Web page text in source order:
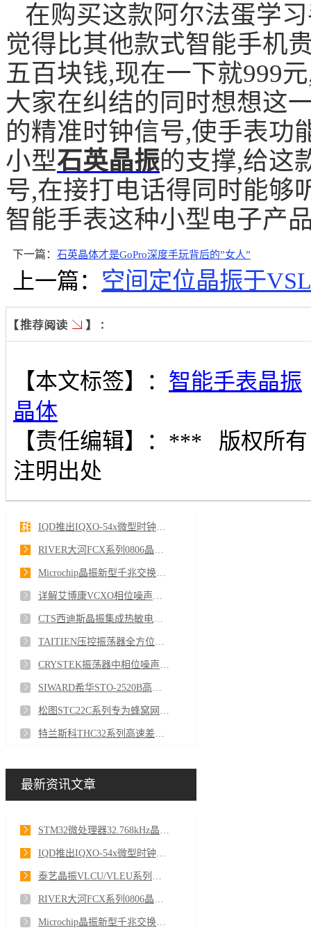
在购买这款阿尔法蛋学
觉得比其他款式智能手机
五百块钱,现在一下就999
大家在纠结的同时想想这
的精准时钟信号,使手表功
小型石英晶振的支撑,给这
号,在接打电话得同时能够
智能手表这种小型电子产
下一篇： 石英晶体才是GoPro深度手玩背后的”女人”
上一篇： 空间定位晶振于
【本文标签】： 智能手表晶振
晶体
【责任编辑】： ***
版权所
注明出处
相关新闻资讯 IQD推出IQXO-54x微型时钟振荡器
RIVER大河FCX系列0806晶振极致微型化再突破
Microchip晶振新型千兆交换机核心亮点突破行业新标准
详解艾博康VCXO相位噪声净化模块高端时频解决方案
CTS西迪斯晶振集成热敏电阻的TSX系列
TAITIEN压控振荡器全方位破解5G通信时序难题
CRYSTEK振荡器中相位噪声和抖动的产生原因
SIWARD希华STO-2520B高精度温补晶振
松图STC22C系列专为蜂窝网络无线电话通信设计
特兰斯科THC32系列高速差分低抖动有源晶振
最新资讯文章
STM32微处理器32.768kHz晶体振荡器设计详解
IQD推出IQXO-54x微型时钟振荡器
泰艺晶振VLCU/VLEU系列全新升级重构VCXO性能标杆
RIVER大河FCX系列0806晶振极致微型化再突破
Microchip晶振新型千兆交换机核心亮点突破行业新标准